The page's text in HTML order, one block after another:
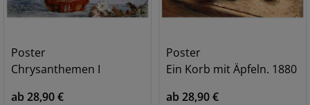
Poster
Chrysanthemen I
ab 28,90 €
Poster
Ein Korb mit Äpfeln. 1880
ab 28,90 €